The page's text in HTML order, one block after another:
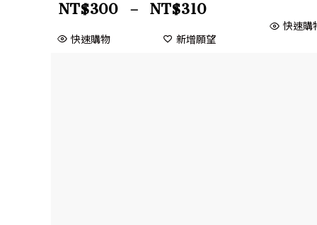
NT$300 – NT$310
快速購物 新增願望
快速購